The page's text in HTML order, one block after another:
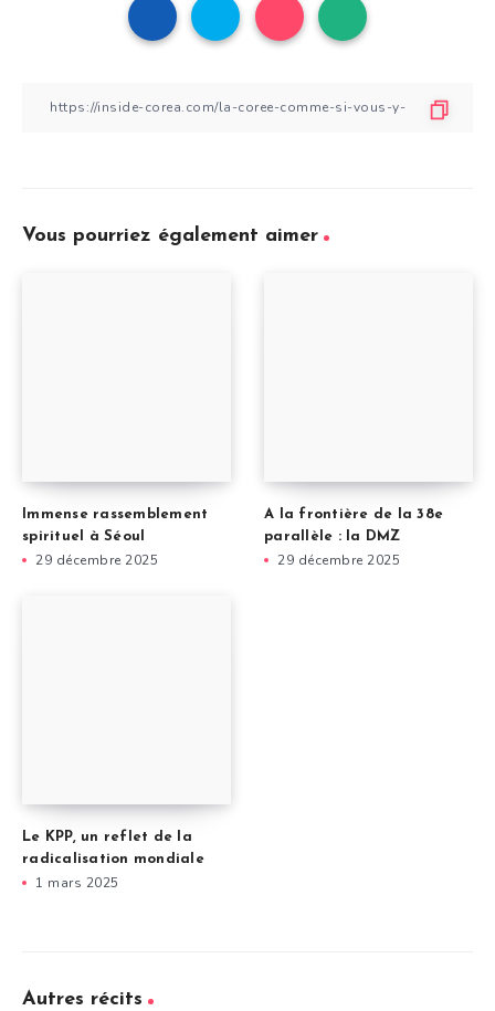
Vous pourriez également aimer
Immense rassemblement
spirituel à Séoul
29 décembre 2025
A la frontière de la 38e
parallèle : la DMZ
29 décembre 2025
Le KPP, un reflet de la
radicalisation mondiale
1 mars 2025
Autres récits